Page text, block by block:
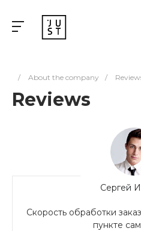
/ About the company /
Reviews
Сергей
Скорость обработки
пункте